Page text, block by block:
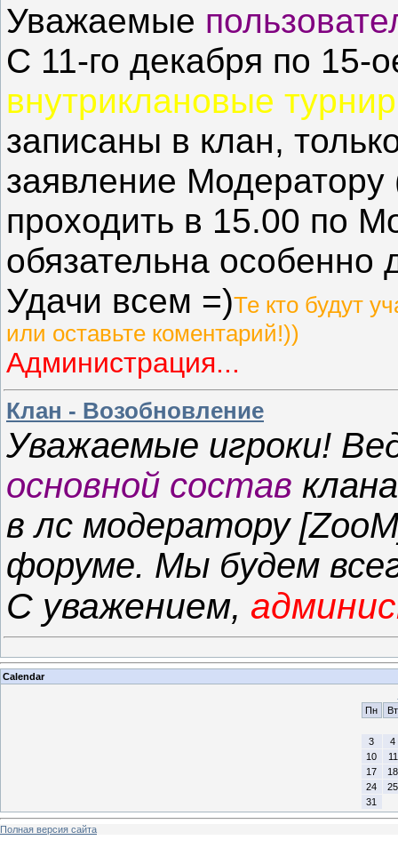
Уважаемые
С 11-го декабря по 15-
внутриклановые
записаны в клан,
заявление Модератору
проходить в 15.00 по
обязательна особенно
Удачи всем =)Те кто будут
или оставьте коментарий!))
Администрация...
Клан - Возобновление
Уважаемые игроки!
основной состав
в лс модератору
форуме. Мы будем
С уважением,
Calendar
Пн
Вт
3
4
10
11
17
18
24
25
31
Полная версия сайта